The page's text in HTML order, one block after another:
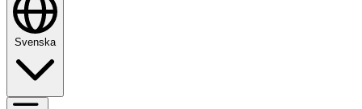
Svenska